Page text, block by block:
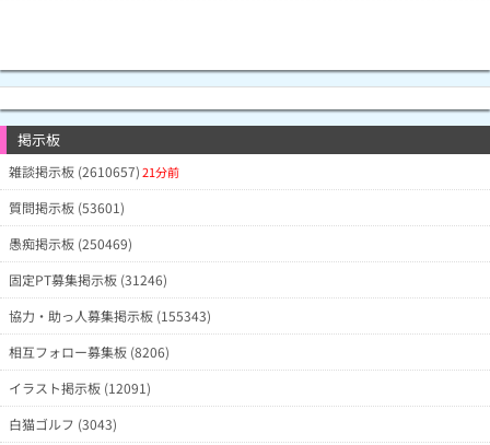
掲示板
雑談掲示板 (2610657)21分前
質問掲示板 (53601)
愚痴掲示板 (250469)
固定PT募集掲示板 (31246)
協力・助っ人募集掲示板 (155343)
相互フォロー募集板 (8206)
イラスト掲示板 (12091)
白猫ゴルフ (3043)